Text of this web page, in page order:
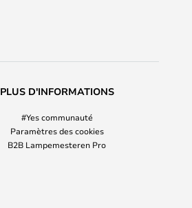
PLUS D'INFORMATIONS
#Yes communauté
Paramètres des cookies
B2B Lampemesteren Pro